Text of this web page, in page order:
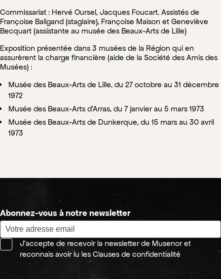
Commissariat : Hervé Oursel, Jacques Foucart. Assistés de
Françoise Baligand (stagiaire), Françoise Maison et Geneviève
Becquart (assistante au musée des Beaux-Arts de Lille)
Exposition présentée dans 3 musées de la Région qui en
assurèrent la charge financière (aide de la Société des Amis des
Musées) :
Musée des Beaux-Arts de Lille, du 27 octobre au 31 décembre
1972
Musée des Beaux-Arts d’Arras, du 7 janvier au 5 mars 1973
Musée des Beaux-Arts de Dunkerque, du 15 mars au 30 avril
1973
Abonnez-vous à notre newsletter
J'accepte de recevoir la newsletter de Musenor et
reconnais avoir lu les Clauses de confidentialité